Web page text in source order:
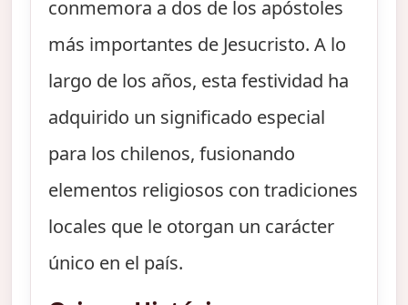
conmemora a dos de los apóstoles
más importantes de Jesucristo. A lo
largo de los años, esta festividad ha
adquirido un significado especial
para los chilenos, fusionando
elementos religiosos con tradiciones
locales que le otorgan un carácter
único en el país.